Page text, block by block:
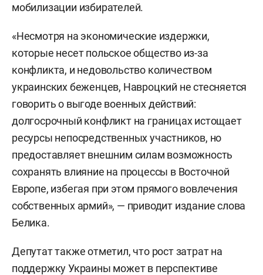
мобилизации избирателей.
«Несмотря на экономические издержки,
которые несет польское общество из-за
конфликта, и недовольство количеством
украинских беженцев, Навроцкий не стесняется
говорить о выгоде военных действий:
долгосрочный конфликт на границах истощает
ресурсы непосредственных участников, но
предоставляет внешним силам возможность
сохранять влияние на процессы в Восточной
Европе, избегая при этом прямого вовлечения
собственных армий», — приводит издание слова
Белика.
Депутат также отметил, что рост затрат на
поддержку Украины может в перспективе